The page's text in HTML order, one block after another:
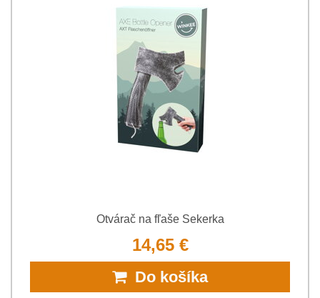
Otvárač na fľaše Sekerka
14,65 €
Do košíka